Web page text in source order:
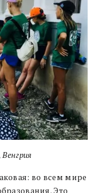
во всем мире
Это